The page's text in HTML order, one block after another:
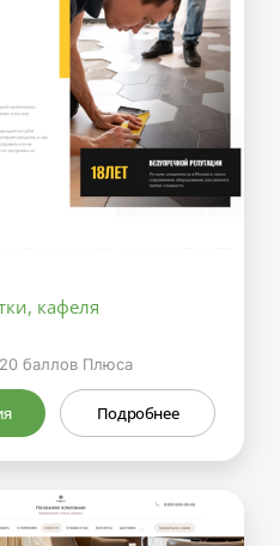
кафеля
баллов Плюса
Подробнее